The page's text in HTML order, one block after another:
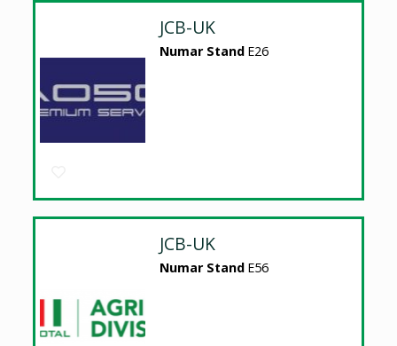
JCB-UK
Numar Stand E26
JCB-UK
Numar Stand E56